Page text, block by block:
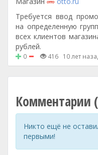
Требуется ввод
на определенную
всех клиентов
рублей.
0 416 10 лет
Комментарии
Никто ещё не
первыми!